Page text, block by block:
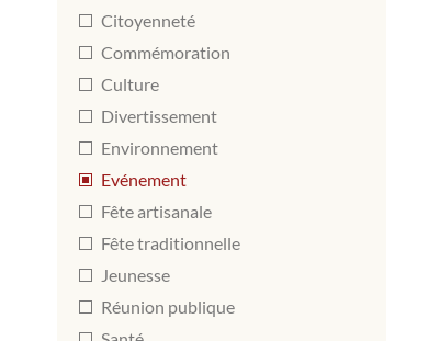
Citoyenneté
Commémoration
Culture
Divertissement
Environnement
Evénement
Fête artisanale
Fête traditionnelle
Jeunesse
Réunion publique